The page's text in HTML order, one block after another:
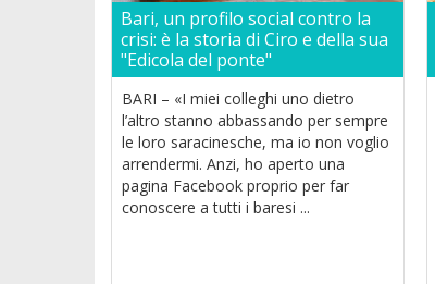
Bari, un profilo social contro la
crisi: è la storia di Ciro e della sua
"Edicola del ponte"
BARI – «I miei colleghi uno dietro
l’altro stanno abbassando per sempre
le loro saracinesche, ma io non voglio
arrendermi. Anzi, ho aperto una
pagina Facebook proprio per far
conoscere a tutti i baresi ...